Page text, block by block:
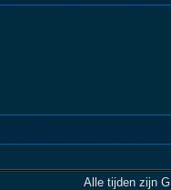
Alle tijden zijn